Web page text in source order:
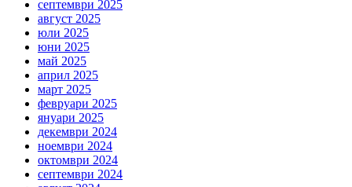
септември 2025
август 2025
юли 2025
юни 2025
май 2025
април 2025
март 2025
февруари 2025
януари 2025
декември 2024
ноември 2024
октомври 2024
септември 2024